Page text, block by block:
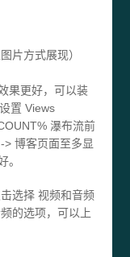
片方式展现）
果更好，可以装
置 Views
瀑布流前
博客页面至多显
。
选择 视频和音频
的选项，可以上